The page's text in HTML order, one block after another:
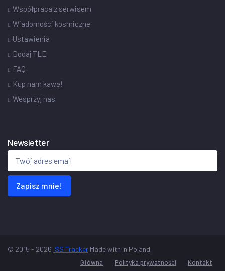
Współpraca z serwisem
Wiadomości kosmiczne
Ustawienia
Dodaj TLE
FAQ
Kup nam kawę!
Wesprzyj nas
Newsletter
Zapisz mnie!
© 2015 - 2026 ISS Tracker Made with in Poland.
Główna Polityka prywatności Kontakt